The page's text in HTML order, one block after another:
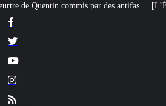
[L’ÉTÉ BV] Sur son bureau, Emmanuel